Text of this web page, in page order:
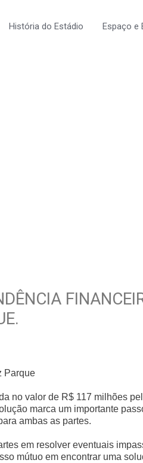
História do Estádio Espaço e
Parque
no valor de R$ 117 milhões
marca um importante
ambas as partes.
em resolver eventuais
mútuo em encontrar uma